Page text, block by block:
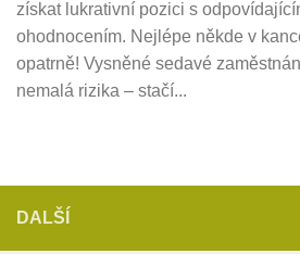
získat lukrativní pozici s
ohodnocením. Nejlépe někde v
opatrně! Vysněné sedavé
nemalá rizika – stačí...
DALŠÍ